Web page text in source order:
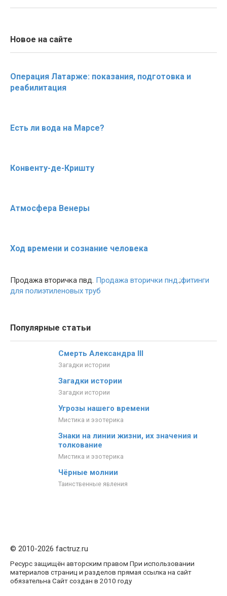
Новое на сайте
Операция Латарже: показания, подготовка и
реабилитация
Есть ли вода на Марсе?
Конвенту-де-Кришту
Атмосфера Венеры
Ход времени и сознание человека
Продажа вторичка пвд. Продажа вторички пнд.;фитинги
для полиэтиленовых труб
Популярные статьи
Смерть Александра III
Загадки истории
Загадки истории
Загадки истории
Угрозы нашего времени
Мистика и эзотерика
Знаки на линии жизни, их значения и
толкование
Мистика и эзотерика
Чёрные молнии
Таинственные явления
© 2010-2026 factruz.ru
Ресурс защищён авторским правом При использовании
материалов страниц и разделов прямая ссылка на сайт
обязательна Сайт создан в 2010 году